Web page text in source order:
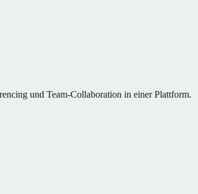
und Team-Collaboration in einer Plattform.